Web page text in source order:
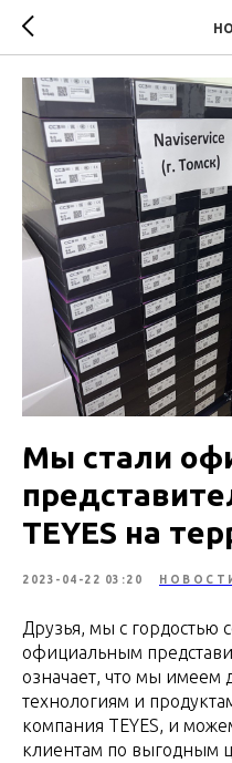
Мы стали
TEYES на
2023-04-22 03:20
Друзья, мы с гордостью
официальным
означает, что мы имеем
технологиям и
компания TEYES, и
клиентам по выгодным